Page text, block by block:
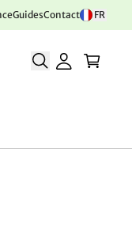
GuidesContact FR